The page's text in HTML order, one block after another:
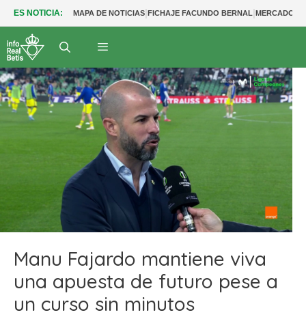
ES NOTICIA: MAPA DE NOTICIAS|FICHAJE FACUNDO BERNAL|MERCADO
Manu Fajardo mantiene viva
una apuesta de futuro pese a
un curso sin minutos